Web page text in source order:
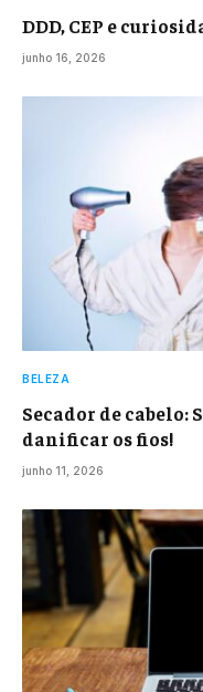
DDD, CEP e
junho 16, 2026
BELEZA
Secador de cabelo:
danificar os fios!
junho 11, 2026